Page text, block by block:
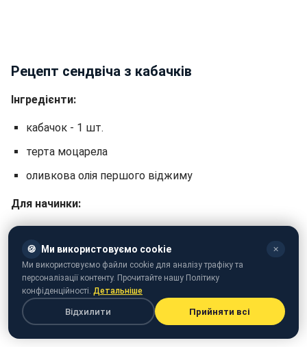
Рецепт сендвіча з кабачків
Інгредієнти:
кабачок - 1 шт.
терта моцарела
оливкова олія першого віджиму
Для начинки:
рукола
помідор - 1 шт.
авокадо
копчений лосось або курка
🍪 Ми використовуємо cookie ✕
Ми використовуємо файли cookie для аналізу трафіку та
персоналізації контенту. Прочитайте нашу Політику
конфіденційності. Детальніше
Відхилити Прийняти всі